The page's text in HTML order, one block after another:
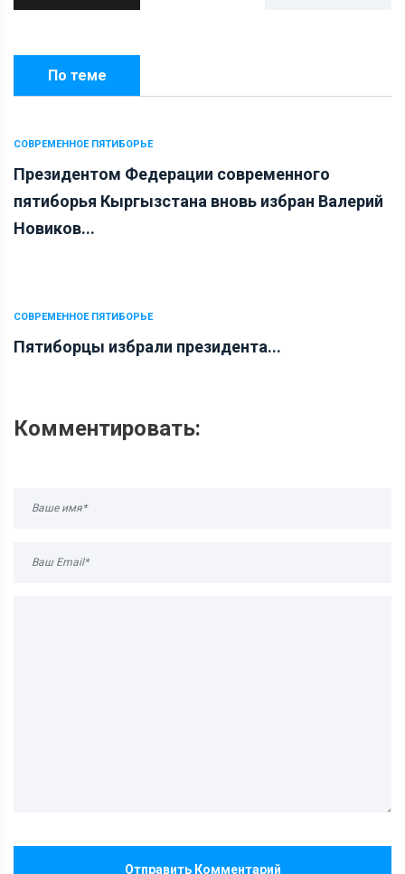
По теме
СОВРЕМЕННОЕ ПЯТИБОРЬЕ
Президентом Федерации современного
пятиборья Кыргызстана вновь избран Валерий
Новиков...
СОВРЕМЕННОЕ ПЯТИБОРЬЕ
Пятиборцы избрали президента...
Комментировать:
Отправить Комментарий